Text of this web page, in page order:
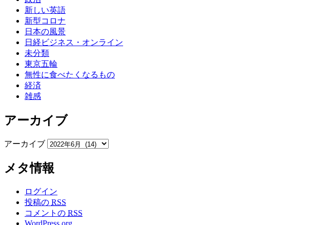
新しい英語
新型コロナ
日本の風景
日経ビジネス・オンライン
未分類
東京五輪
無性に食べたくなるもの
経済
雑感
アーカイブ
アーカイブ
メタ情報
ログイン
投稿の RSS
コメントの RSS
WordPress.org